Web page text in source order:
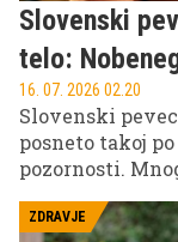
Slovenski
telo:
16. 07. 2026 02.20
Slovenski
posneto takoj
pozornosti.
pri 60 letih
postavo.
ZDRAVJE